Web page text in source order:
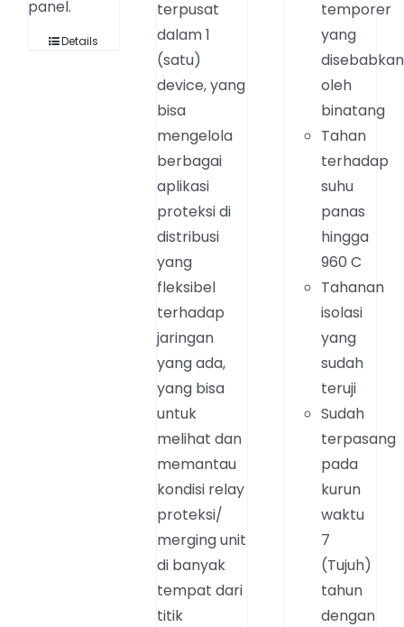
panel.
Details
terpusat
dalam 1
(satu)
device, yang
bisa
mengelola
berbagai
aplikasi
proteksi di
distribusi
yang
fleksibel
terhadap
jaringan
yang ada,
yang bisa
untuk
melihat dan
memantau
kondisi relay
proteksi/
merging unit
di banyak
tempat dari
titik
temporer
yang
disebabkan
oleh
binatang
Tahan
terhadap
suhu
panas
hingga
960 C
Tahanan
isolasi
yang
sudah
teruji
Sudah
terpasang
pada
kurun
waktu
7
(Tujuh)
tahun
dengan